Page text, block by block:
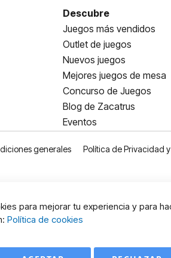
Descubre
Juegos más vendidos
Outlet de juegos
Nuevos juegos
Mejores juegos de mesa
Concurso de Juegos
Blog de Zacatrus
Eventos
generales Política de Privacidad
para mejorar tu experiencia y para
Política de cookies